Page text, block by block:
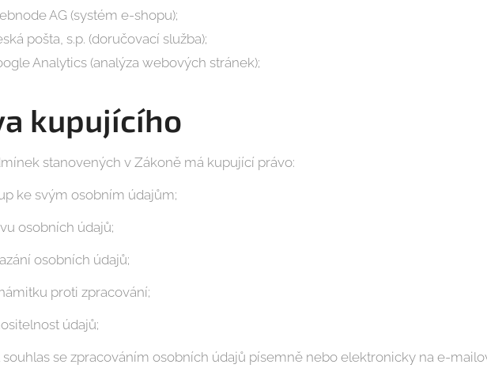
AG (systém e-shopu);
pošta, s.p. (doručovací služba);
Analytics (analýza webových stránek);
kupujícího
stanovených v Zákoně má kupující právo:
ke svým osobním údajům;
osobních údajů;
osobních údajů;
proti zpracování;
údajů;
souhlas se zpracováním osobních údajů písemně nebo elektronicky na e-